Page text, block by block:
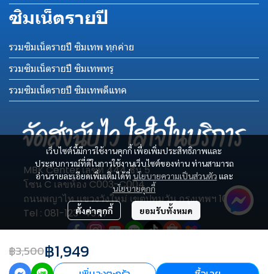
฿3,500฿1,949
เว็บไซต์นี้มีการใช้งานคุกกี้ เพื่อเพิ่มประสิทธิภาพและ
ประสบการณ์ที่ดีในการใช้งานเว็บไซต์ของท่าน ท่านสามารถ
อ่านรายละเอียดเพิ่มเติมได้ที่นโยบายความเป็นส่วนตัว และ
นโยบายคุกกี้
ตั้งค่าคุกกี้ ยอมรับทั้งหมด
ซิมเน็ตรายปี
รวมซิมเน็ตรายปี ซิมเทพ ทุกค่าย
รวมซิมเน็ตรายปี ซิมเทพทรู
รวมซิมเน็ตรายปี ซิมเทพดีแทค
MBK Center เลขที่ 444 ชั้น 5
โซน C เลขห้อง C003-C004
ถนนพญาไท แขวงวังใหม่ เขตปทุมวัน กรุงเทพฯ 10330
Tel : 081-123-4577